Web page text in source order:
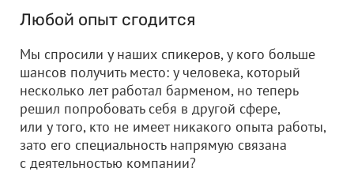
Любой опыт сгодится
Мы спросили у наших спикеров, у кого больше
шансов получить место: у человека, который
несколько лет работал барменом, но теперь
решил попробовать себя в другой сфере,
или у того, кто не имеет никакого опыта работы,
зато его специальность напрямую связана
с деятельностью компании?